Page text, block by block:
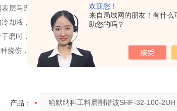
欢迎您！
来自局域网的朋友！有什么
助您的吗？
层马氏体转变为硬度较低的回火屈氏体或索氏体，
冷却液，那么表层速冷形成二次淬火马氏体，其下层
磨时，表层会被退火哈默纳科工料磨削谐波SHF-32-
烧伤，如果比较严重都会使零件使用寿命成倍下降，
产品：